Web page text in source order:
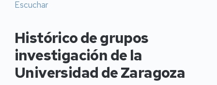
navegación
Escuchar
Histórico de grupos
investigación de la
Universidad de Zaragoza